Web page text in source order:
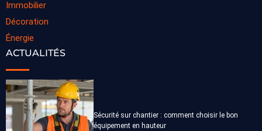
Immobilier
Décoration
Énergie
ACTUALITÉS
Sécurité sur chantier : comment choisir le bon
équipement en hauteur